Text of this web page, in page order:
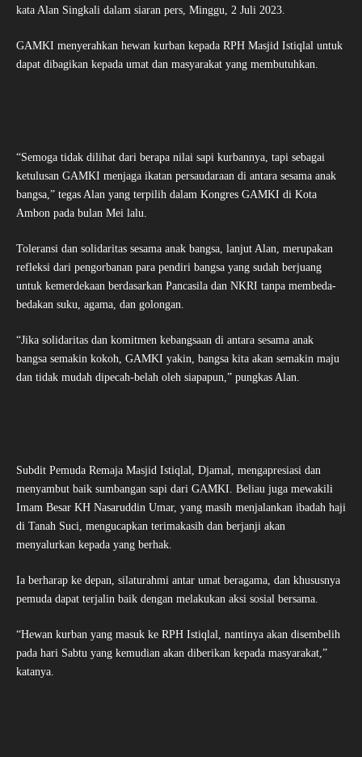
kata Alan Singkali dalam siaran pers, Minggu, 2 Juli 2023.
GAMKI menyerahkan hewan kurban kepada RPH Masjid Istiqlal untuk
dapat dibagikan kepada umat dan masyarakat yang membutuhkan.
“Semoga tidak dilihat dari berapa nilai sapi kurbannya, tapi sebagai
ketulusan GAMKI menjaga ikatan persaudaraan di antara sesama anak
bangsa,” tegas Alan yang terpilih dalam Kongres GAMKI di Kota
Ambon pada bulan Mei lalu.
Toleransi dan solidaritas sesama anak bangsa, lanjut Alan, merupakan
refleksi dari pengorbanan para pendiri bangsa yang sudah berjuang
untuk kemerdekaan berdasarkan Pancasila dan NKRI tanpa membeda-
bedakan suku, agama, dan golongan.
“Jika solidaritas dan komitmen kebangsaan di antara sesama anak
bangsa semakin kokoh, GAMKI yakin, bangsa kita akan semakin maju
dan tidak mudah dipecah-belah oleh siapapun,” pungkas Alan.
Subdit Pemuda Remaja Masjid Istiqlal, Djamal, mengapresiasi dan
menyambut baik sumbangan sapi dari GAMKI. Beliau juga mewakili
Imam Besar KH Nasaruddin Umar, yang masih menjalankan ibadah haji
di Tanah Suci, mengucapkan terimakasih dan berjanji akan
menyalurkan kepada yang berhak.
Ia berharap ke depan, silaturahmi antar umat beragama, dan khususnya
pemuda dapat terjalin baik dengan melakukan aksi sosial bersama.
“Hewan kurban yang masuk ke RPH Istiqlal, nantinya akan disembelih
pada hari Sabtu yang kemudian akan diberikan kepada masyarakat,”
katanya.